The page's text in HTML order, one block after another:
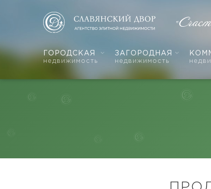
ГОРОДСКАЯ
недвижимость
ЗАГОРОДНАЯ
недвижимость